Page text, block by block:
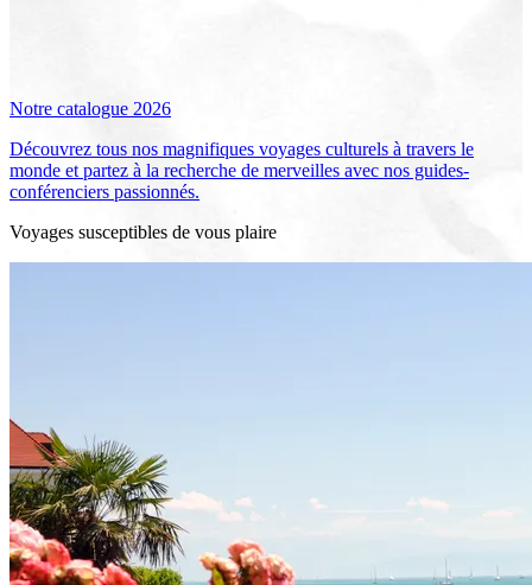
Notre catalogue 2026
Découvrez tous nos magnifiques voyages culturels à travers le
monde et partez à la recherche de merveilles avec nos guides-
conférenciers passionnés.
Voyages susceptibles de vous plaire